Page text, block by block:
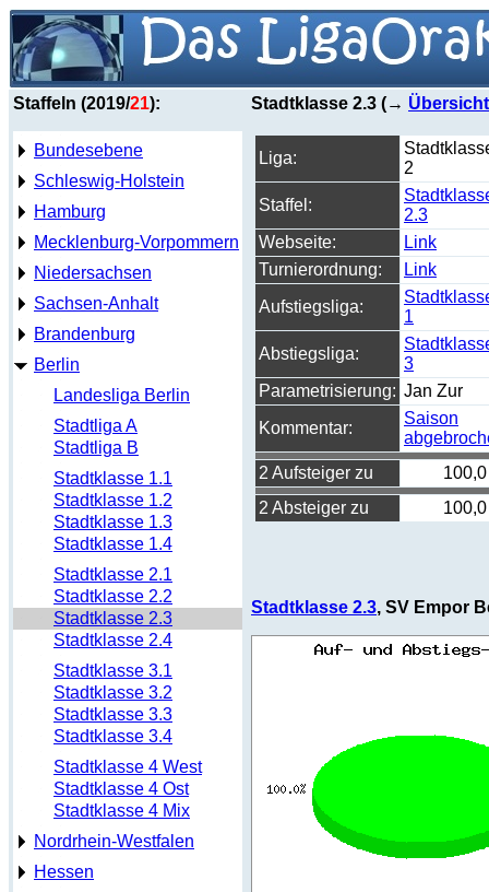
Staffeln (2019/21):
Bundesebene
Schleswig-Holstein
Hamburg
Mecklenburg-Vorpommern
Niedersachsen
Sachsen-Anhalt
Brandenburg
Berlin
Landesliga Berlin
Stadtliga A
Stadtliga B
Stadtklasse 1.1
Stadtklasse 1.2
Stadtklasse 1.3
Stadtklasse 1.4
Stadtklasse 2.1
Stadtklasse 2.2
Stadtklasse 2.3
Stadtklasse 2.4
Stadtklasse 3.1
Stadtklasse 3.2
Stadtklasse 3.3
Stadtklasse 3.4
Stadtklasse 4 West
Stadtklasse 4 Ost
Stadtklasse 4 Mix
Nordrhein-Westfalen
Hessen
Stadtklasse 2.3 (→ Übersicht
Liga:
2
Staffel:
2.3
Webseite:
Link
Turnierordnung:
Link
Aufstiegsliga:
1
Abstiegsliga:
3
Parametrisierung: Jan Zur
Kommentar:
Saison
2 Aufsteiger zu
2 Absteiger zu
Stadtklasse 2.3, SV Empor